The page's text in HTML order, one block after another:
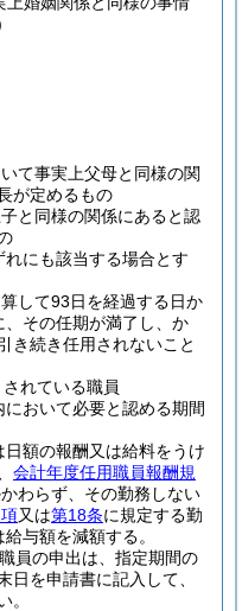
て事実上父母と同様の関
が定めるもの
と同様の関係にあると認
れにも該当する場合とす
して93日を経過する日か
その任期が満了し、か
き続き任用されないこと
れている職員
おいて必要と認める期間
額の報酬又は給料をうけ
会計年度任用職員報酬規
わらず、その勤務しない
又は第18条に規定する勤
与額を減額する。
員の申出は、指定期間の
日を申請書に記入して、
。